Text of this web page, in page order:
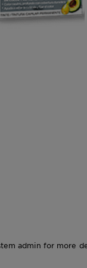
admin for more